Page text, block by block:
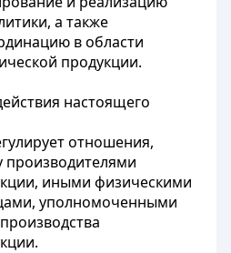
а также
в области
продукции.
настоящего
отношения,
иными физическими
уполномоченными